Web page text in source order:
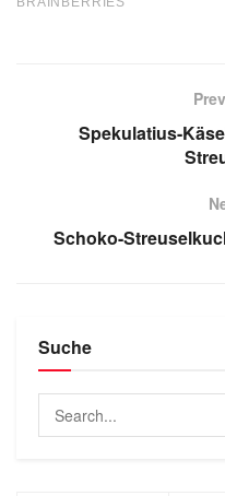
Spekulatius-
Schoko-
Suche